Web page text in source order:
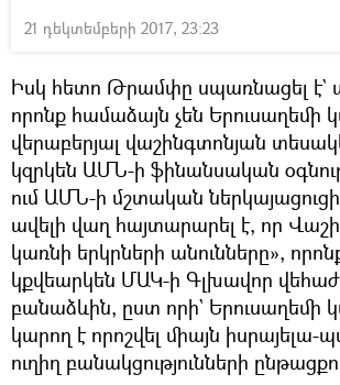
21 դեկտեմբերի 2017, 23:23
Իսկ հետո Թրամփը սպառնացել է`
որոնք համաձայն չեն Երուսաղեմի
վերաբերյալ վաշինգտոնյան
կզրկեն ԱՄՆ-ի ֆինանսական
ում ԱՄՆ-ի մշտական
ավելի վաղ հայտարարել է, որ
կառնի երկրների անունները»,
կքվեարկեն ՄԱԿ-ի Գլխավոր
բանաձևին, ըստ որի` Երուսաղեմի
կարող է որոշվել միայն իսրայելա-
ուղիղ բանակցությունների